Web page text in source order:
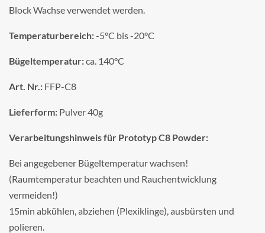
Block Wachse verwendet werden.
Temperaturbereich:-5°C bis -20°C
Bügeltemperatur:ca. 140°C
Art. Nr.: FFP-C8
Lieferform: Pulver 40g
Verarbeitungshinweis für Prototyp C8 Powder:
Bei angegebener Bügeltemperatur wachsen!
(Raumtemperatur beachten und Rauchentwicklung
vermeiden!)
15min abkühlen, abziehen (Plexiklinge), ausbürsten und
polieren.